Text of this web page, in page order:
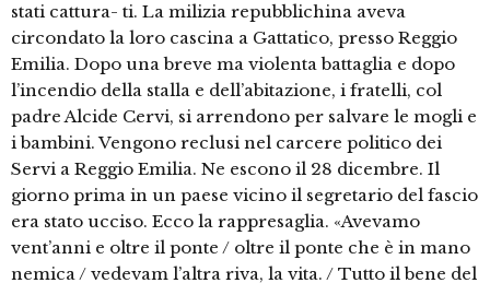
stati cattura- ti. La milizia repubblichina aveva
circondato la loro cascina a Gattatico, presso Reggio
Emilia. Dopo una breve ma violenta battaglia e dopo
l’incendio della stalla e dell’abitazione, i fratelli, col
padre Alcide Cervi, si arrendono per salvare le mogli e
i bambini. Vengono reclusi nel carcere politico dei
Servi a Reggio Emilia. Ne escono il 28 dicembre. Il
giorno prima in un paese vicino il segretario del fascio
era stato ucciso. Ecco la rappresaglia. «Avevamo
vent’anni e oltre il ponte / oltre il ponte che è in mano
nemica / vedevam l’altra riva, la vita. / Tutto il bene del